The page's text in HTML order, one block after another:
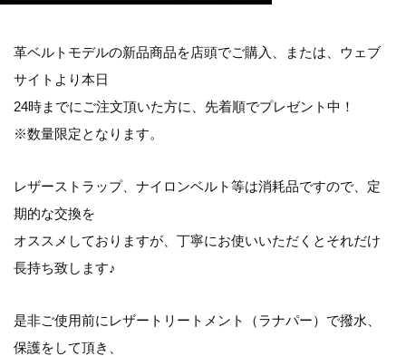
革ベルトモデルの新品商品を店頭でご購入、または、ウェブ
サイトより本日
24時までにご注文頂いた方に、先着順でプレゼント中！
※数量限定となります。
レザーストラップ、ナイロンベルト等は消耗品ですので、定
期的な交換を
オススメしておりますが、丁寧にお使いいただくとそれだけ
長持ち致します♪
是非ご使用前にレザートリートメント（ラナパー）で撥水、
保護をして頂き、